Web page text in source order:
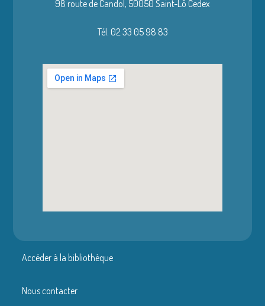
98 route de Candol, 50050 Saint-Lô Cedex
Tél. 02 33 05 98 83
Accéder à la bibliothèque
Nous contacter